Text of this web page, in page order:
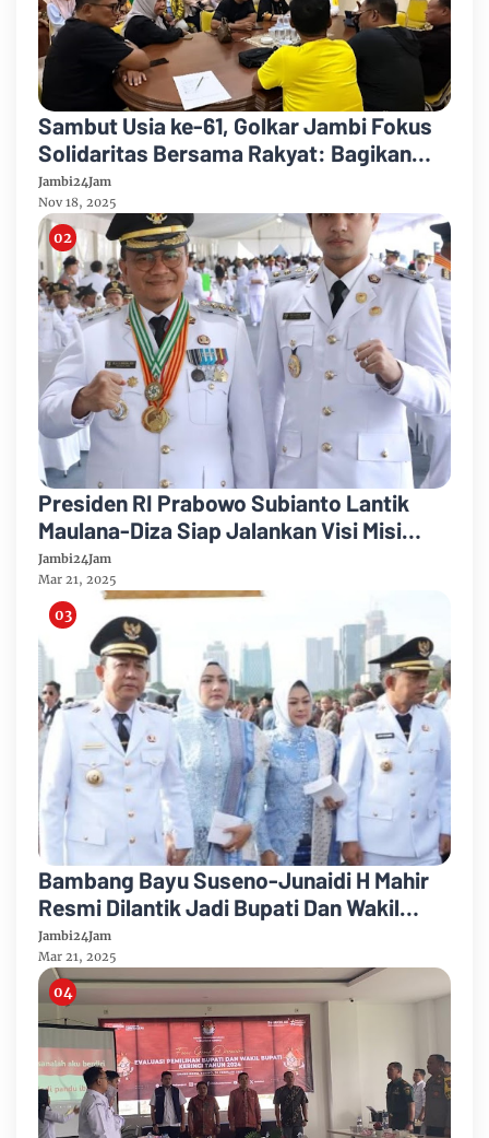
Sambut Usia ke-61, Golkar Jambi Fokus
Solidaritas Bersama Rakyat: Bagikan
Sembako, Layanan Kesehatan Gratis dan
Pasar Murah
Jambi24Jam
Nov 18, 2025
Presiden RI Prabowo Subianto Lantik
Maulana-Diza Siap Jalankan Visi Misi
Kota Jambi Bahagia
Jambi24Jam
Mar 21, 2025
Bambang Bayu Suseno-Junaidi H Mahir
Resmi Dilantik Jadi Bupati Dan Wakil
Bupati Kabupaten Muarojambi
Jambi24Jam
Mar 21, 2025